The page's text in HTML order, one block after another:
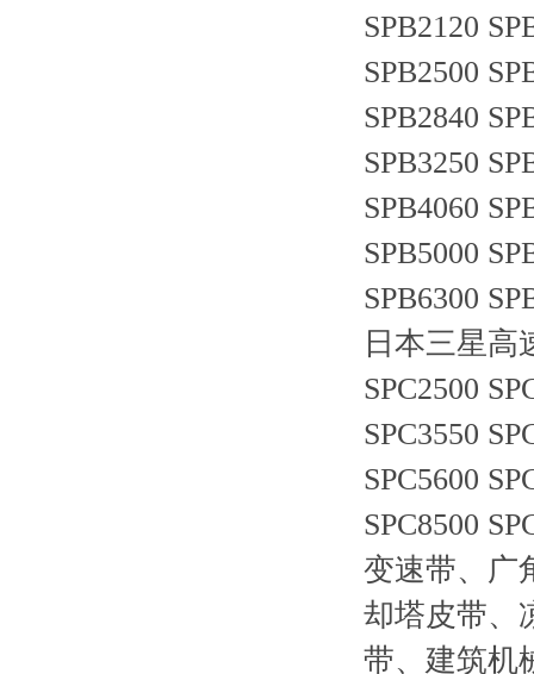
SPB2120
SPB2500
SPB2840
SPB3250
SPB4060
SPB5000
SPB6300
日本三星高
SPC2500
SPC3550
SPC5600
SPC8500
变速带、广
却塔皮带、
带、建筑机